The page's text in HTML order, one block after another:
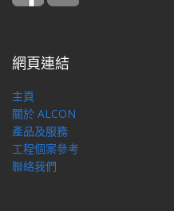
網頁連結
主頁
關於 ALCON
產品及服務
工程個案參考
聯絡我們